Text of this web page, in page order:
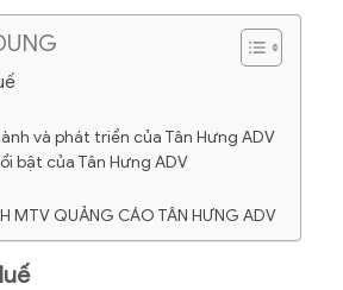
và phát triển của Tân Hưng ADV
bật của Tân Hưng ADV
MTV QUẢNG CÁO TÂN HƯNG ADV